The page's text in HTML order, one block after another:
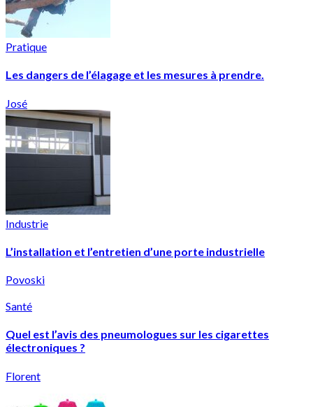
Pratique
Les dangers de l’élagage et les mesures à prendre.
José
Industrie
L’installation et l’entretien d’une porte industrielle
Povoski
Santé
Quel est l’avis des pneumologues sur les cigarettes
électroniques ?
Florent